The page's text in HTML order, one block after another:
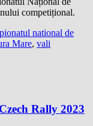
competițional.
national de
Mare, vali
Rally 2023